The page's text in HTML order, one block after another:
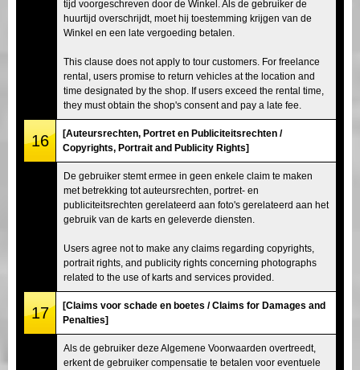
tijd voorgeschreven door de Winkel. Als de gebruiker de
huurtijd overschrijdt, moet hij toestemming krijgen van de
Winkel en een late vergoeding betalen.
This clause does not apply to tour customers. For freelance
rental, users promise to return vehicles at the location and
time designated by the shop. If users exceed the rental time,
they must obtain the shop's consent and pay a late fee.
16
[Auteursrechten, Portret en Publiciteitsrechten /
Copyrights, Portrait and Publicity Rights]
De gebruiker stemt ermee in geen enkele claim te maken
met betrekking tot auteursrechten, portret- en
publiciteitsrechten gerelateerd aan foto's gerelateerd aan het
gebruik van de karts en geleverde diensten.
Users agree not to make any claims regarding copyrights,
portrait rights, and publicity rights concerning photographs
related to the use of karts and services provided.
17
[Claims voor schade en boetes / Claims for Damages and
Penalties]
Als de gebruiker deze Algemene Voorwaarden overtreedt,
erkent de gebruiker compensatie te betalen voor eventuele